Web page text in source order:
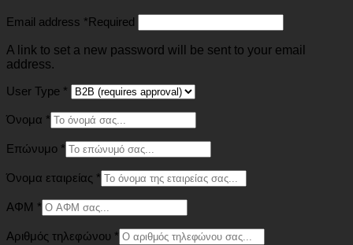
Email address *Required
A link to set a new password will be sent to your email
address.
User Type *
Όνομα *
Επώνυμο *
Όνομα εταιρείας *
ΑΦΜ *
Αριθμός τηλεφώνου *